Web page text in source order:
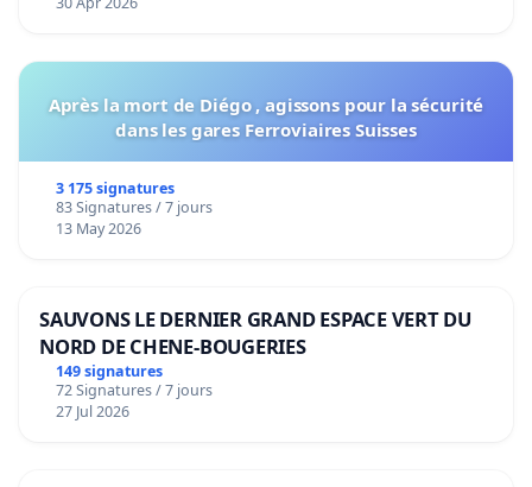
Après la mort de Diégo , agissons pour la sécurité
dans les gares Ferroviaires Suisses
3 175 signatures
83 Signatures / 7 jours
13 May 2026
SAUVONS LE DERNIER GRAND ESPACE VERT DU
NORD DE CHENE-BOUGERIES
149 signatures
72 Signatures / 7 jours
27 Jul 2026